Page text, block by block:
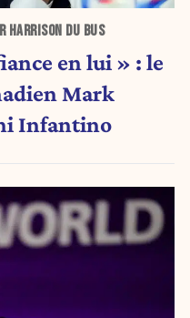
HARRISON DU BUS
en lui » : le
Mark
Infantino